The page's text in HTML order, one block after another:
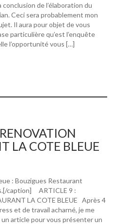
de l’élaboration du
Ceci sera probablement mon
Il aura pour objet de vous
particulière qu’est l’enquête
l’opportunité vous […]
LA COTE BLEUE
: Bouzigues Restaurant
caption] ARTICLE 9 :
LA COTE BLEUE Après 4
et de travail acharné, je me
article pour vous présenter un